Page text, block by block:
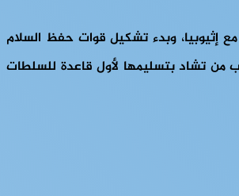
إثيوبيا، وبدء تشكيل قوات حفظ السلام
من تشاد بتسليمها لأول قاعدة للسلطات